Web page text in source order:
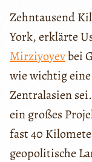
Zehntausend
York, erklärte
Mirziyoyevbei
wie wichtig
Zentralasien
ein großes
fast 40
geopolitische